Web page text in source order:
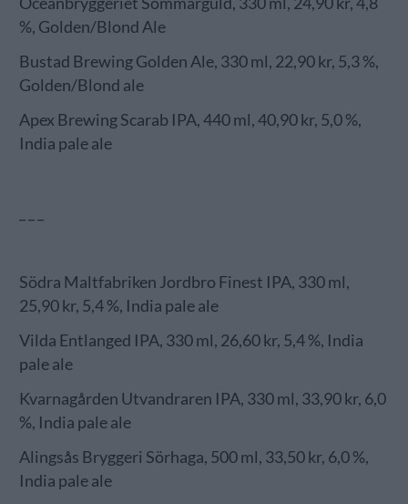
%, Golden/Blond Ale
Bustad Brewing Golden Ale, 330 ml, 22,90 kr, 5,3 %,
Golden/Blond ale
Apex Brewing Scarab IPA, 440 ml, 40,90 kr, 5,0 %,
India pale ale
Södra Maltfabriken Jordbro Finest IPA, 330 ml,
25,90 kr, 5,4 %, India pale ale
Vilda Entlanged IPA, 330 ml, 26,60 kr, 5,4 %, India
pale ale
Kvarnagården Utvandraren IPA, 330 ml, 33,90 kr, 6,0
%, India pale ale
Alingsås Bryggeri Sörhaga, 500 ml, 33,50 kr, 6,0 %,
India pale ale